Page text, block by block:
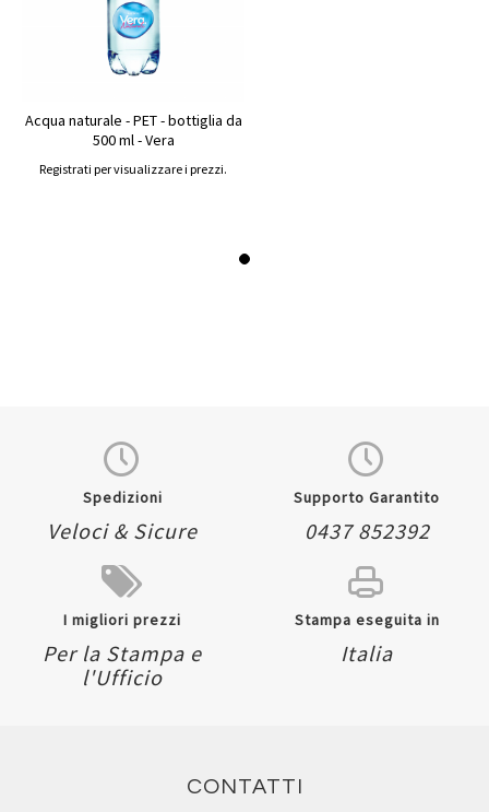
Acqua naturale - PET - bottiglia da
500 ml - Vera
Registrati per visualizzare i prezzi.
Spedizioni
Veloci & Sicure
Supporto Garantito
0437 852392
I migliori prezzi
Per la Stampa e
l'Ufficio
Stampa eseguita in
Italia
CONTATTI